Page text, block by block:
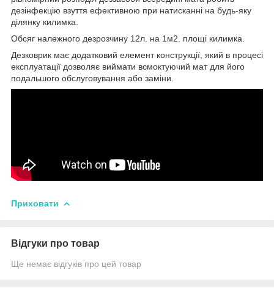
дезінфекцію взуття ефективною при натисканні на будь-яку
ділянку килимка.
Обсяг належного дезрозчину 12л. на 1м2. площі килимка.
Дезковрик має додатковий елемент конструкції, який в процесі
експлуатації дозволяє виймати всмоктуючий мат для його
подальшого обслуговування або заміни.
Приховати
Відгуки про товар
Ще немає відгуків про цей товар